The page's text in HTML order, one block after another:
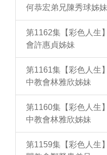
何恭宏弟兄陳秀球姊
第1162集【彩色人生
會許惠貞姊妹
第1161集【彩色人生
中教會林雅欣姊妹
第1160集【彩色人生
中教會林雅欣姊妹
第1159集【彩色人生